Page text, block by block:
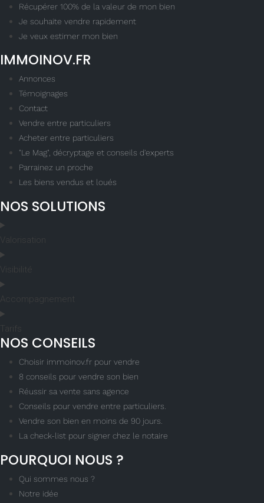
Récupérer 100% de la valeur de mon bien
Je souhaite vendre rapidement
Je veux estimer mon bien
IMMOINOV.FR
Annonces
Témoignages
Contact
Vendre entre particuliers
Acheter entre particuliers
"Le Mag", décryptage et conseils d'experts
Parrainez un proche
Les biens vendus et loués
NOS SOLUTIONS
Valorisation
Visibilité
Accompagnement
Tarifs
NOS CONSEILS
Choisir immoinov.fr pour vendre
8 conseils pour vendre son bien
Réussir sa vente sans agence
Conseils pour vendre entre particuliers.
Vendre son bien en moins de 90 jours.
La check-list pour signer chez le notaire
POURQUOI NOUS ?
Qui sommes nous ?
Notre idée